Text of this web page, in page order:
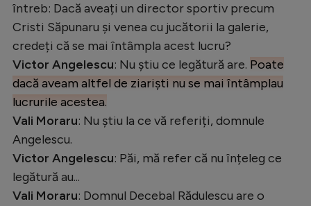
întreb: Dacă aveați un director sportiv precum
Cristi Săpunaru și venea cu jucătorii la galerie,
credeți că se mai întâmpla acest lucru?
Victor Angelescu: Nu știu ce legătură are. Poate
dacă aveam altfel de ziariști nu se mai întâmplau
lucrurile acestea.
Vali Moraru: Nu știu la ce vă referiți, domnule
Angelescu.
Victor Angelescu: Păi, mă refer că nu înțeleg ce
legătură au...
Vali Moraru: Domnul Decebal Rădulescu are o